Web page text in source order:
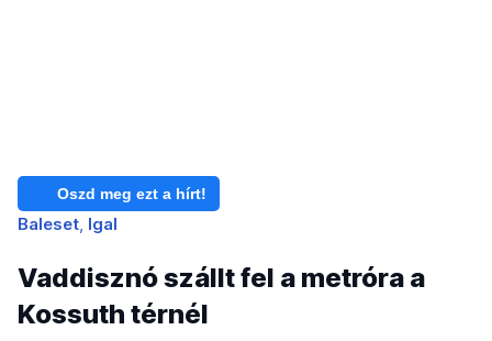
Oszd meg ezt a hírt!
Baleset Igal
Vaddisznó szállt fel a metróra a
Kossuth térnél